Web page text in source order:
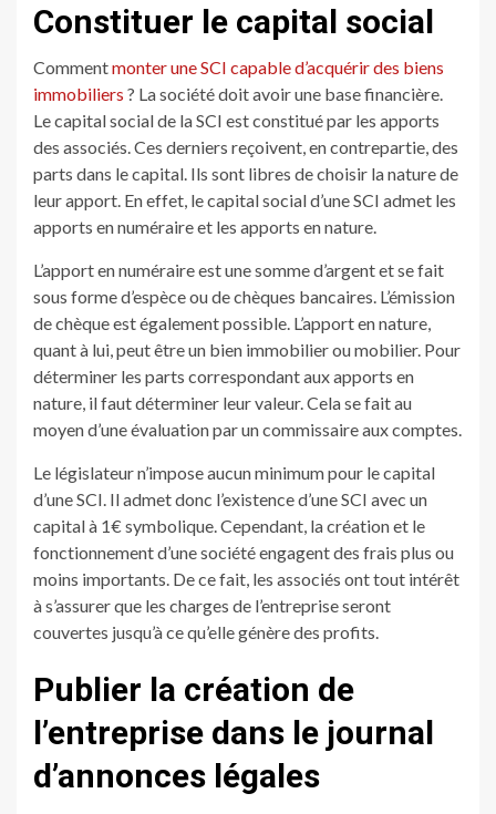
Constituer le capital social
Commentmonter une SCI capable d’acquérir des biens
immobiliers ? La société doit avoir une base financière.
Le capital social de la SCI est constitué par les apports
des associés. Ces derniers reçoivent, en contrepartie, des
parts dans le capital. Ils sont libres de choisir la nature de
leur apport. En effet, le capital social d’une SCI admet les
apports en numéraire et les apports en nature.
L’apport en numéraire est une somme d’argent et se fait
sous forme d’espèce ou de chèques bancaires. L’émission
de chèque est également possible. L’apport en nature,
quant à lui, peut être un bien immobilier ou mobilier. Pour
déterminer les parts correspondant aux apports en
nature, il faut déterminer leur valeur. Cela se fait au
moyen d’une évaluation par un commissaire aux comptes.
Le législateur n’impose aucun minimum pour le capital
d’une SCI. Il admet donc l’existence d’une SCI avec un
capital à 1€ symbolique. Cependant, la création et le
fonctionnement d’une société engagent des frais plus ou
moins importants. De ce fait, les associés ont tout intérêt
à s’assurer que les charges de l’entreprise seront
couvertes jusqu’à ce qu’elle génère des profits.
Publier la création de
l’entreprise dans le journal
d’annonces légales